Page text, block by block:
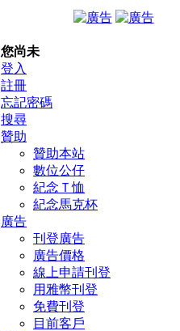
您尚未
登入
註冊
忘記密碼
搜尋
贊助
贊助本站
數位公仔
紀念Ｔ恤
紀念馬克杯
廣告
刊登廣告
廣告價格
線上申請刊登
用雅幣刊登
免費刊登
目前客戶